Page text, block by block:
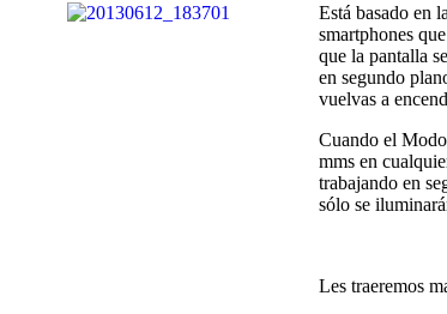
Está basado en
smartphones
que la pantalla
en segundo
vuelvas a
Cuando el
mms en
trabajando en
sólo se
Les traeremos